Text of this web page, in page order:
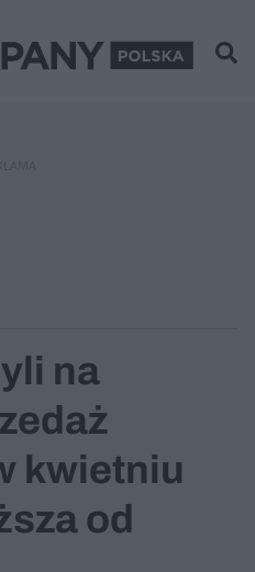
na
kwietniu
od